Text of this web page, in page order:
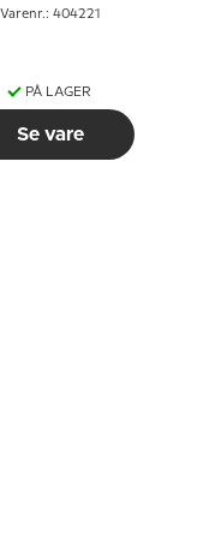
Varenr.: 404221
PÅ LAGER
Se vare